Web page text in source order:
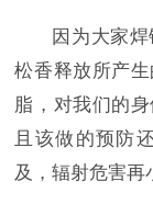
因为大家
松香释放所产
脂，对我们的
且该做的预防
及，辐射危害再